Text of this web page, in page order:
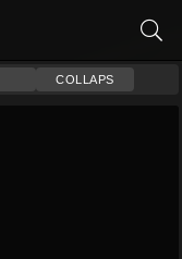
COLLAPS